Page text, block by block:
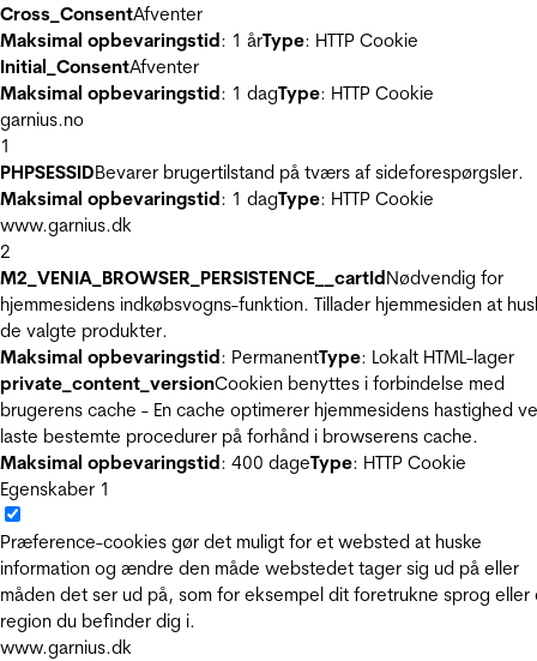
Cross_ConsentAfventer
Maksimal opbevaringstid: 1 årType: HTTP Cookie
Initial_ConsentAfventer
Maksimal opbevaringstid: 1 dagType: HTTP Cookie
garnius.no
1
PHPSESSIDBevarer brugertilstand på tværs af sideforespørgsler.
Maksimal opbevaringstid: 1 dagType: HTTP Cookie
www.garnius.dk
2
M2_VENIA_BROWSER_PERSISTENCE__cartIdNødvendig for
hjemmesidens indkøbsvogns-funktion. Tillader hjemmesiden at
de valgte produkter.
Maksimal opbevaringstid: PermanentType: Lokalt HTML-lager
private_content_versionCookien benyttes i forbindelse med
brugerens cache - En cache optimerer hjemmesidens hastighed
laste bestemte procedurer på forhånd i browserens cache.
Maksimal opbevaringstid: 400 dageType: HTTP Cookie
Egenskaber 1
Præference-cookies gør det muligt for et websted at huske
information og ændre den måde webstedet tager sig ud på eller
måden det ser ud på, som for eksempel dit foretrukne sprog eller
region du befinder dig i.
www.garnius.dk